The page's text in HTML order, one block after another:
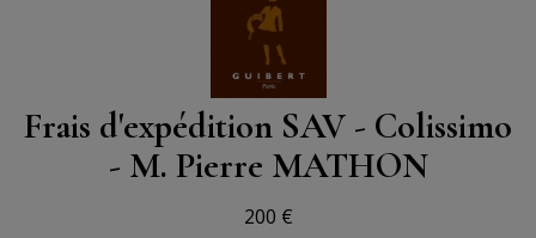
Frais d'expédition SAV - Colissimo
- M. Pierre MATHON
200 €